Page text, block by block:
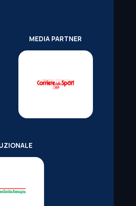
MEDIA PARTNER